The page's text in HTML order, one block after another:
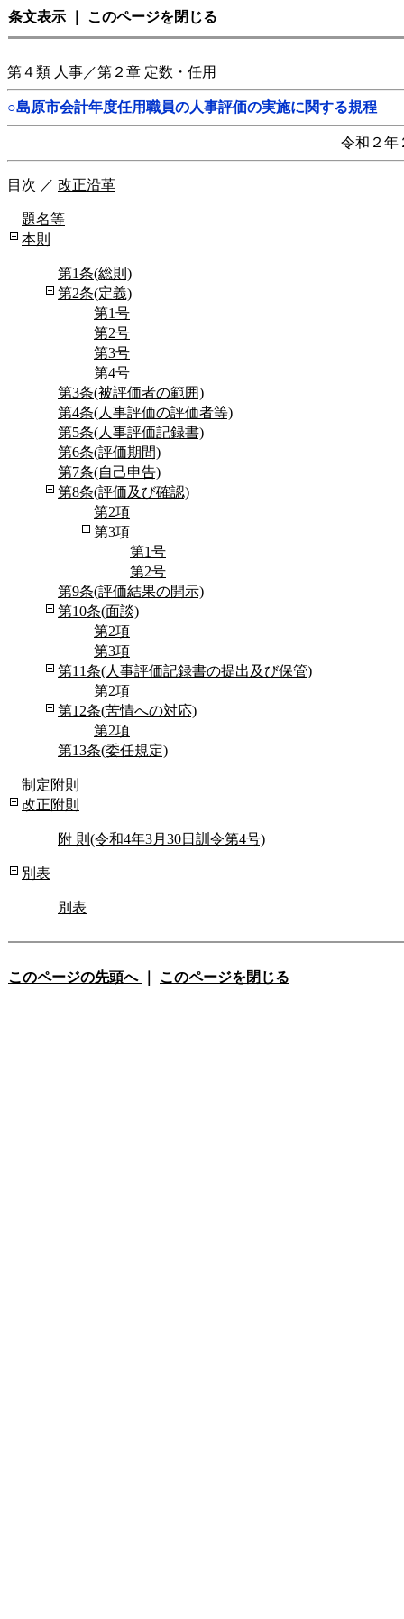
条文表示 このページを閉じる
第４類 人事／第２章 定数・任用
○島原市会計年度任用職員の人事評価の実施に関する規程
令和２年
目次 ／ 改正沿革
題名等
本則
第1条(総則)
第2条(定義)
第1号
第2号
第3号
第4号
第3条(被評価者の範囲)
第4条(人事評価の評価者等)
第5条(人事評価記録書)
第6条(評価期間)
第7条(自己申告)
第8条(評価及び確認)
第2項
第3項
第1号
第2号
第9条(評価結果の開示)
第10条(面談)
第2項
第3項
第11条(人事評価記録書の提出及び保管)
第2項
第12条(苦情への対応)
第2項
第13条(委任規定)
制定附則
改正附則
附 則(令和4年3月30日訓令第4号)
別表
別表
このページの先頭へ このページを閉じる